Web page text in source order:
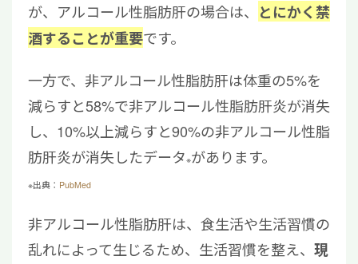
が、アルコール性脂肪肝の場合は、 とにかく禁
酒することが重要です。
一方で、非アルコール性脂肪肝は体重の5%を
減らすと58%で非アルコール性脂肪肝炎が消失
し、10%以上減らすと90%の非アルコール性脂
肪肝炎が消失したデータ※があります。
※出典： PubMed
非アルコール性脂肪肝は、食生活や生活習慣の
乱れによって生じるため、生活習慣を整え、 現